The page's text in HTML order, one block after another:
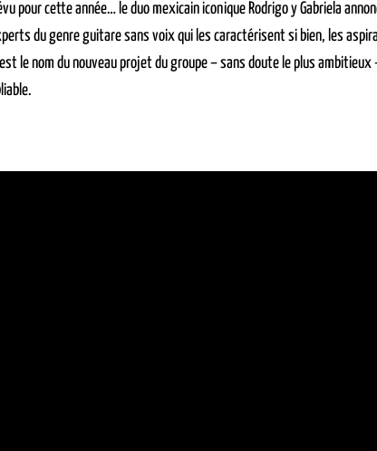
pour cette année… le duo mexicain iconique Rodrigo y Gabriela
du genre guitare sans voix qui les caractérisent si bien, les
le nom du nouveau projet du groupe – sans doute le plus